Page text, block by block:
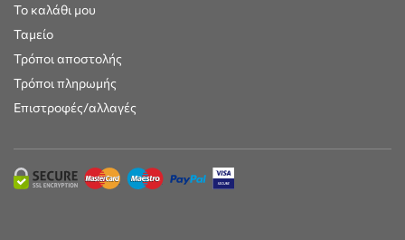
Το καλάθι μου
Ταμείο
Τρόποι αποστολής
Τρόποι πληρωμής
Επιστροφές/αλλαγές